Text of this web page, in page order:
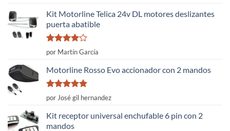
con
5
Kit Motorline Telica 24v DL motores deslizantes
puerta abatible
Valorado
con
5
por Martín García
Motorline Rosso Evo accionador con 2 mandos
Valorado
con
de 5
por José gil hernandez
Kit receptor universal enchufable 6 pin con 2
mandos